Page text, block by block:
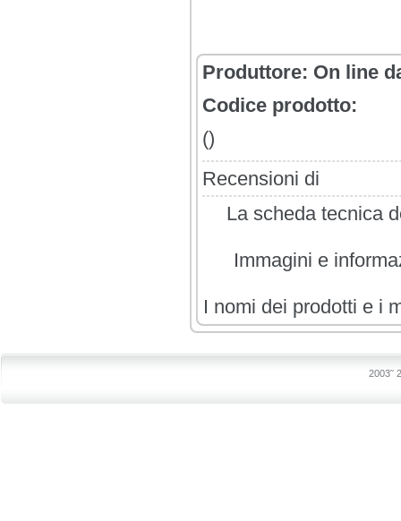
Produttore: On line
Codice prodotto:
()
Recensioni di
La scheda tecnica
Immagini e
I nomi dei prodotti e i
2003˜